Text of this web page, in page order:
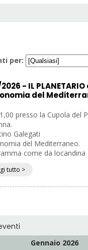
Gennaio 2026
per:
- IL
del
presso la Cupola del
Galegati
del Mediterraneo.
come da locandina
tutto >